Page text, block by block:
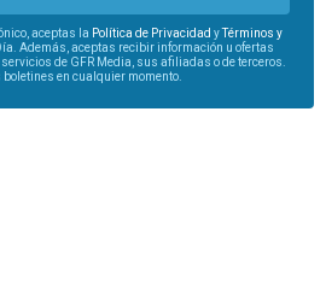
aceptas la Política de Privacidad yTérminos y
Además, aceptas recibir información u ofertas
de GFR Media, sus afiliadas o de terceros.
en cualquier momento.